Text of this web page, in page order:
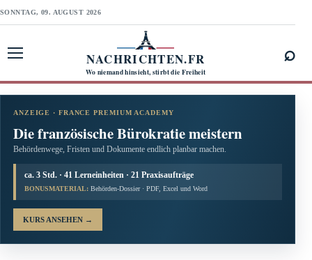
SONNTAG, 09. AUGUST 2026
NACHRICHTEN.FR
Wo niemand hinsieht, stirbt die Freiheit
⌕
ANZEIGE · FRANCE PREMIUM ACADEMY
Die französische Bürokratie meistern
Behördenwege, Fristen und Dokumente endlich planbar machen.
ca. 3 Std. · 41 Lerneinheiten · 21 Praxisaufträge
BONUSMATERIAL: Behörden-Dossier · PDF, Excel und Word
KURS ANSEHEN →